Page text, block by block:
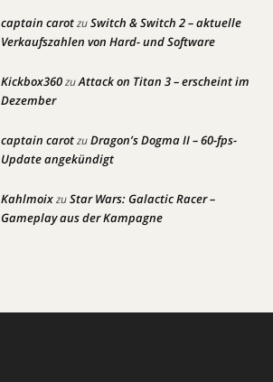
captain carotzuSwitch & Switch 2 – aktuelle
Verkaufszahlen von Hard- und Software
Kickbox360zuAttack on Titan 3 – erscheint im
Dezember
captain carotzuDragon’s Dogma II – 60-fps-
Update angekündigt
KahlmoixzuStar Wars: Galactic Racer –
Gameplay aus der Kampagne